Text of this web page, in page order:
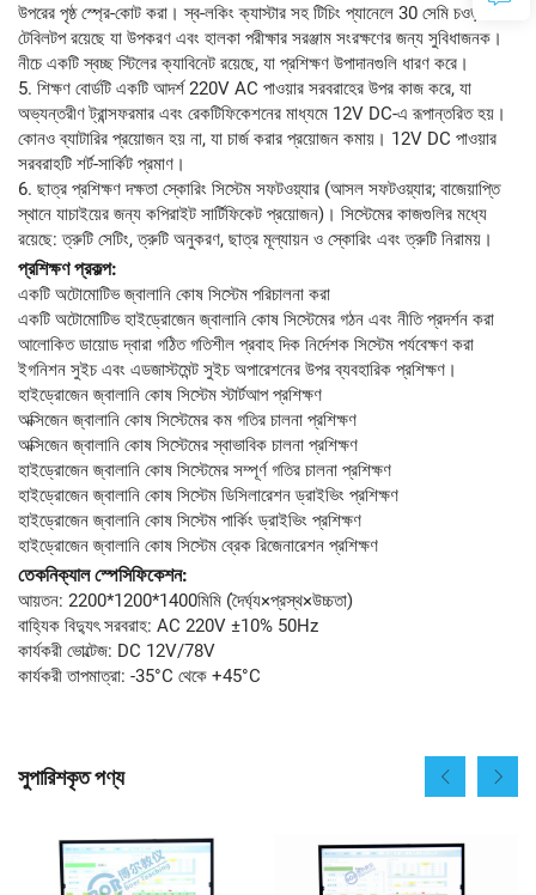
উপরের পৃষ্ঠ স্প্রে-কোট করা। স্ব-লকিং ক্যাস্টার সহ টিচিং প্যানেলে 30 সেমি চওড়া
টেবিলটপ রয়েছে যা উপকরণ এবং হালকা পরীক্ষার সরঞ্জাম সংরক্ষণের জন্য সুবিধাজনক।
নীচে একটি স্বচ্ছ স্টিলের ক্যাবিনেট রয়েছে, যা প্রশিক্ষণ উপাদানগুলি ধারণ করে।
5. শিক্ষণ বোর্ডটি একটি আদর্শ 220V AC পাওয়ার সরবরাহের উপর কাজ করে, যা
অভ্যন্তরীণ ট্রান্সফরমার এবং রেকটিফিকেশনের মাধ্যমে 12V DC-এ রূপান্তরিত হয়।
কোনও ব্যাটারির প্রয়োজন হয় না, যা চার্জ করার প্রয়োজন কমায়। 12V DC পাওয়ার
সরবরাহটি শর্ট-সার্কিট প্রমাণ।
6. ছাত্র প্রশিক্ষণ দক্ষতা স্কোরিং সিস্টেম সফটওয়্যার (আসল সফটওয়্যার; বাজেয়াপ্তি
স্থানে যাচাইয়ের জন্য কপিরাইট সার্টিফিকেট প্রয়োজন)। সিস্টেমের কাজগুলির মধ্যে
রয়েছে: ত্রুটি সেটিং, ত্রুটি অনুকরণ, ছাত্র মূল্যায়ন ও স্কোরিং এবং ত্রুটি নিরাময়।
প্রশিক্ষণ প্রকল্প:
একটি অটোমোটিভ জ্বালানি কোষ সিস্টেম পরিচালনা করা
একটি অটোমোটিভ হাইড্রোজেন জ্বালানি কোষ সিস্টেমের গঠন এবং নীতি প্রদর্শন করা
আলোকিত ডায়োড দ্বারা গঠিত গতিশীল প্রবাহ দিক নির্দেশক সিস্টেম পর্যবেক্ষণ করা
ইগনিশন সুইচ এবং এডজাস্টমেন্ট সুইচ অপারেশনের উপর ব্যবহারিক প্রশিক্ষণ।
হাইড্রোজেন জ্বালানি কোষ সিস্টেম স্টার্টআপ প্রশিক্ষণ
অক্সিজেন জ্বালানি কোষ সিস্টেমের কম গতির চালনা প্রশিক্ষণ
অক্সিজেন জ্বালানি কোষ সিস্টেমের স্বাভাবিক চালনা প্রশিক্ষণ
হাইড্রোজেন জ্বালানি কোষ সিস্টেমের সম্পূর্ণ গতির চালনা প্রশিক্ষণ
হাইড্রোজেন জ্বালানি কোষ সিস্টেম ডিসিলারেশন ড্রাইভিং প্রশিক্ষণ
হাইড্রোজেন জ্বালানি কোষ সিস্টেম পার্কিং ড্রাইভিং প্রশিক্ষণ
হাইড্রোজেন জ্বালানি কোষ সিস্টেম ব্রেক রিজেনারেশন প্রশিক্ষণ
তেকনিক্যাল স্পেসিফিকেশন:
আয়তন: 2200*1200*1400মিমি (দৈর্ঘ্য×প্রস্থ×উচ্চতা)
বাহ্যিক বিদ্যুৎ সরবরাহ: AC 220V ±10% 50Hz
কার্যকরী ভোল্টেজ: DC 12V/78V
কার্যকরী তাপমাত্রা: -35°C থেকে +45°C
সুপারিশকৃত পণ্য